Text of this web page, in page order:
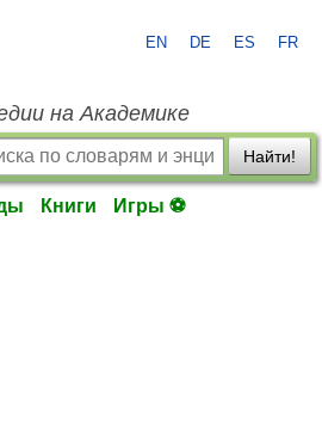
EN DE ES FR
на Академике
Найти!
Книги Игры ⚽